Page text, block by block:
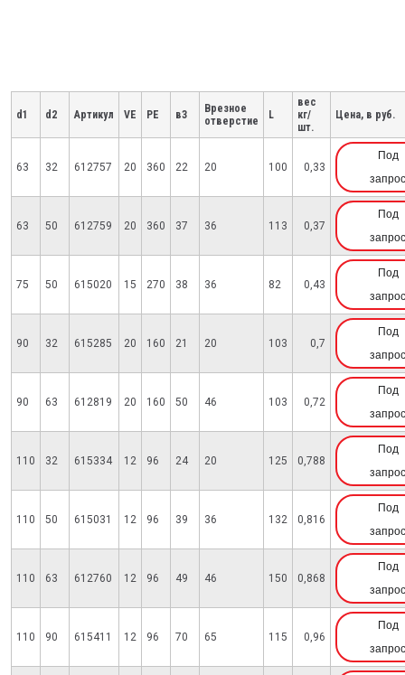
d1 d2 Артикул VE PE в3
Врезное
отверстие
L
вес
кг/
шт.
Цена, в руб.
63 32 612757 20 360 22 20 100 0,33
Под
запрос
63 50 612759 20 360 37 36 113 0,37
Под
запрос
75 50 615020 15 270 38 36 82 0,43
Под
запрос
90 32 615285 20 160 21 20 103 0,7
Под
запрос
90 63 612819 20 160 50 46 103 0,72
Под
запрос
110 32 615334 12 96 24 20 125 0,788
Под
запрос
110 50 615031 12 96 39 36 132 0,816
Под
запрос
110 63 612760 12 96 49 46 150 0,868
Под
запрос
110 90 615411 12 96 70 65 115 0,96
Под
запрос